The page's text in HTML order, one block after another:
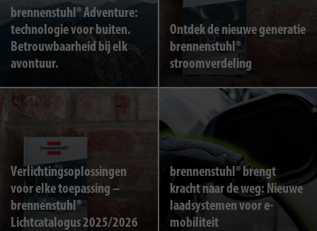
brennenstuhl® Adventure:
technologie voor buiten.
Betrouwbaarheid bij elk
avontuur.
Ontdek de nieuwe generatie
brennenstuhl®
stroomverdeling
Verlichtingsoplossingen
voor elke toepassing –
brennenstuhl®
Lichtcatalogus 2025/2026
brennenstuhl® brengt
kracht naar de weg: Nieuwe
laadsystemen voor e-
mobiliteit